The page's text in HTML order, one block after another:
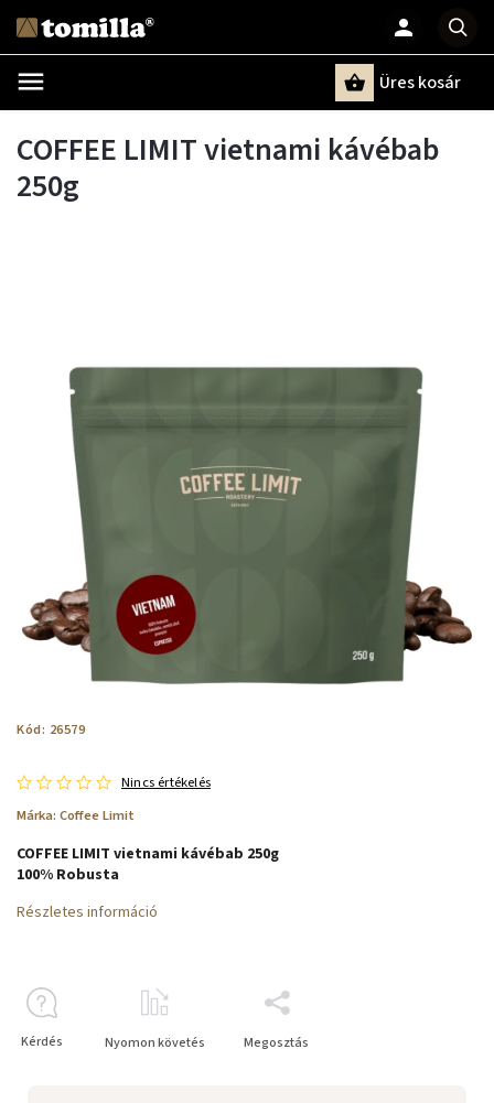
Üres kosár
COFFEE LIMIT vietnami kávébab
250g
Kód: 26579
Nincs értékelés
Márka: Coffee Limit
COFFEE LIMIT vietnami kávébab 250g
100% Robusta
Részletes információ
Kérdés Nyomon követés Megosztás